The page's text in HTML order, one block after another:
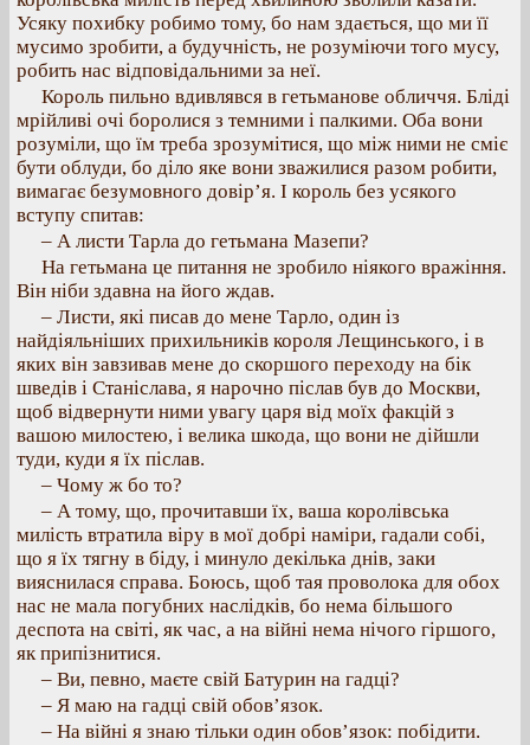
Усяку похибку робимо тому, бо нам здається, що ми її
мусимо зробити, а будучність, не розуміючи того мусу,
робить нас відповідальними за неї.
Король пильно вдивлявся в гетьманове обличчя. Бліді
мрійливі очі боролися з темними і палкими. Оба вони
розуміли, що їм треба зрозумітися, що між ними не сміє
бути облуди, бо діло яке вони зважилися разом робити,
вимагає безумовного довір’я. І король без усякого
вступу спитав:
– А листи Тарла до гетьмана Мазепи?
На гетьмана це питання не зробило ніякого вражіння.
Він ніби здавна на його ждав.
– Листи, які писав до мене Тарло, один із
найдіяльніших прихильників короля Лещинського, і в
яких він завзивав мене до скоршого переходу на бік
шведів і Станіслава, я нарочно післав був до Москви,
щоб відвернути ними увагу царя від моїх факцій з
вашою милостею, і велика шкода, що вони не дійшли
туди, куди я їх післав.
– Чому ж бо то?
– А тому, що, прочитавши їх, ваша королівська
милість втратила віру в мої добрі наміри, гадали собі,
що я їх тягну в біду, і минуло декілька днів, заки
вияснилася справа. Боюсь, щоб тая проволока для обох
нас не мала погубних наслідків, бо нема більшого
деспота на світі, як час, а на війні нема нічого гіршого,
як припізнитися.
– Ви, певно, маєте свій Батурин на гадці?
– Я маю на гадці свій обов’язок.
– На війні я знаю тільки один обов’язок: побідити.